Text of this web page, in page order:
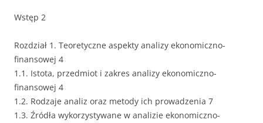
Wstęp 2
Rozdział 1. Teoretyczne aspekty analizy ekonomiczno-
finansowej 4
1.1. Istota, przedmiot i zakres analizy ekonomiczno-
finansowej 4
1.2. Rodzaje analiz oraz metody ich prowadzenia 7
1.3. Źródła wykorzystywane w analizie ekonomiczno-